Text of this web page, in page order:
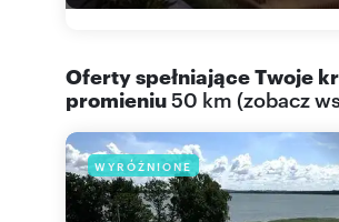
Oferty spełniające Twoje
promieniu50 km (zobacz
WYRÓŻNIONE